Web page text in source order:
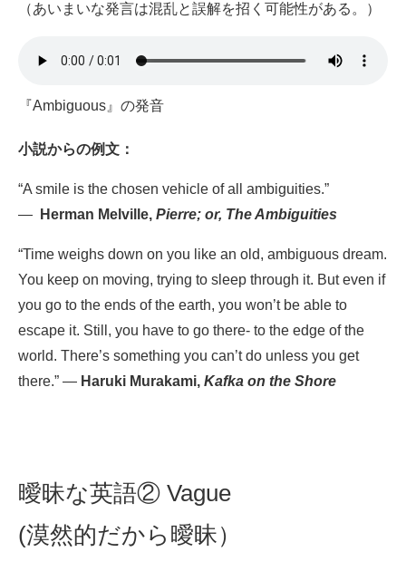
（あいまいな発言は混乱と誤解を招く可能性がある。）
『Ambiguous』の発音
小説からの例文：
“A smile is the chosen vehicle of all ambiguities.”
—
Herman Melville, Pierre; or, The Ambiguities
“Time weighs down on you like an old, ambiguous dream.
You keep on moving, trying to sleep through it. But even if
you go to the ends of the earth, you won’t be able to
escape it. Still, you have to go there- to the edge of the
world. There’s something you can’t do unless you get
there.” — Haruki Murakami, Kafka on the Shore
曖昧な英語② Vague
(漠然的だから曖昧）